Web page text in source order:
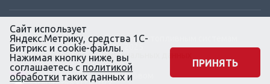
© КТС-Дизель – Комплектующие к топливным системам
Все права защищены, 2003 – 2025
Согласие на обработку персональных данных
Сайт создан в маркетинговом
Сайт использует
Яндекс.Метрику, средства 1С-
Битрикс и cookie-файлы.
Нажимая кнопку ниже, вы
соглашаетесь с политикой
обработки таких данных и
ПРИНЯТЬ